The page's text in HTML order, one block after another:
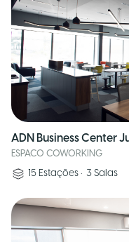
ADN Business Center
ESPACO COWORKING
15 Estações • 3 Salas